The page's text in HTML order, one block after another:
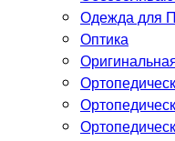
Одежда для
Оптика